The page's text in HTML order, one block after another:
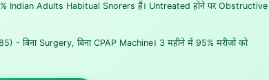
Indian Adults Habitual Snorers हैं। Untreated होने पर Obstructive
- बिना Surgery, बिना CPAP Machine। 3 महीने में 95% मरीज़ों को